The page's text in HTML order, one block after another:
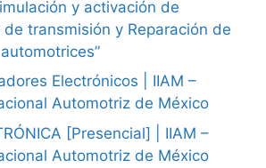
y activación de
transmisión y Reparación de
Electrónicos | IIAM –
Automotriz de México
[Presencial] | IIAM –
Automotriz de México